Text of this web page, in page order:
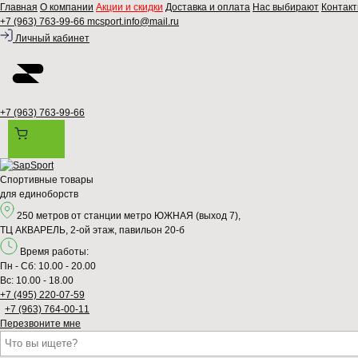
Главная О компании Акции и скидки Доставка и оплата Нас выбирают
+7 (963) 763-99-66 mcsport.info@mail.ru
Личный кабинет
+7 (963) 763-99-66
Спортивные товары
для единоборств
250 метров от станции метро ЮЖНАЯ (выход 7),
ТЦ АКВАРЕЛЬ, 2-ой этаж, павильон 20-б
Время работы:
Пн - Сб: 10.00 - 20.00
Вс: 10.00 - 18.00
+7 (495) 220-07-59
+7 (963) 764-00-11
Перезвонитe мне